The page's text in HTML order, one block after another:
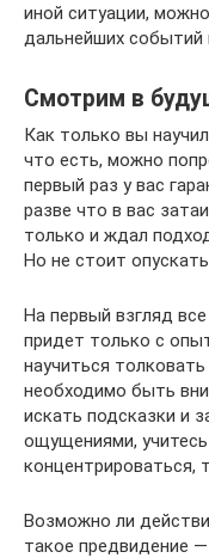
иной ситуации,
дальнейших событий
Смотрим в
Как только вы
что есть, можно
первый раз у вас
разве что в вас
только и ждал
Но не стоит
На первый взгляд
придет только с
научиться
необходимо быть
искать подсказки и
ощущениями,
концентрироваться,
Возможно ли
такое предвидение